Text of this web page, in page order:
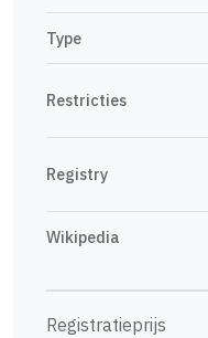
Type
Restricties
Registry
Wikipedia
Registratieprijs